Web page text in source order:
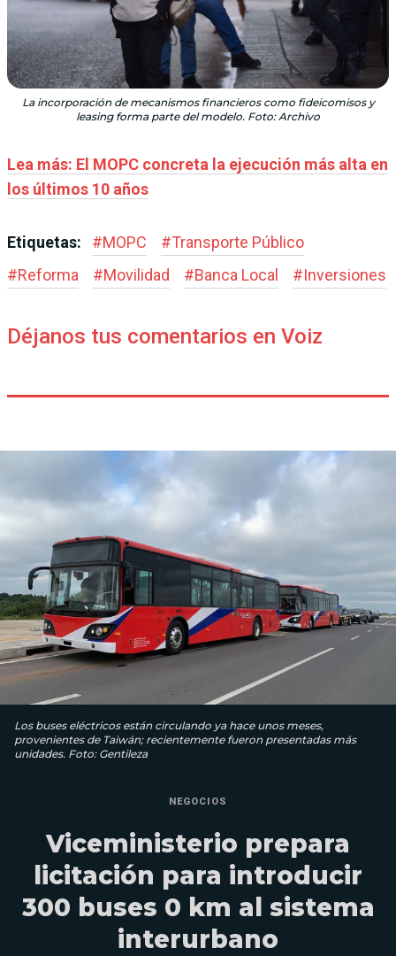
La incorporación de mecanismos financieros como fideicomisos y
leasing forma parte del modelo. Foto: Archivo
Lea más: El MOPC concreta la ejecución más alta en
los últimos 10 años
Etiquetas: #MOPC #Transporte Público
#Reforma #Movilidad #Banca Local #Inversiones
Déjanos tus comentarios en Voiz
Los buses eléctricos están circulando ya hace unos meses,
provenientes de Taiwán; recientemente fueron presentadas más
unidades. Foto: Gentileza
NEGOCIOS
Viceministerio prepara
licitación para introducir
300 buses 0 km al sistema
interurbano